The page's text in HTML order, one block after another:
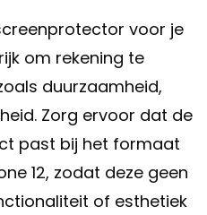
voor je
om rekening te
duurzaamheid,
Zorg ervoor dat de
past bij het formaat
12, zodat deze geen
of esthetiek